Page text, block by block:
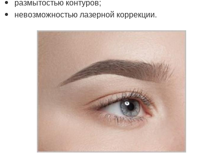
размытостью контуров;
невозможностью лазерной коррекции.